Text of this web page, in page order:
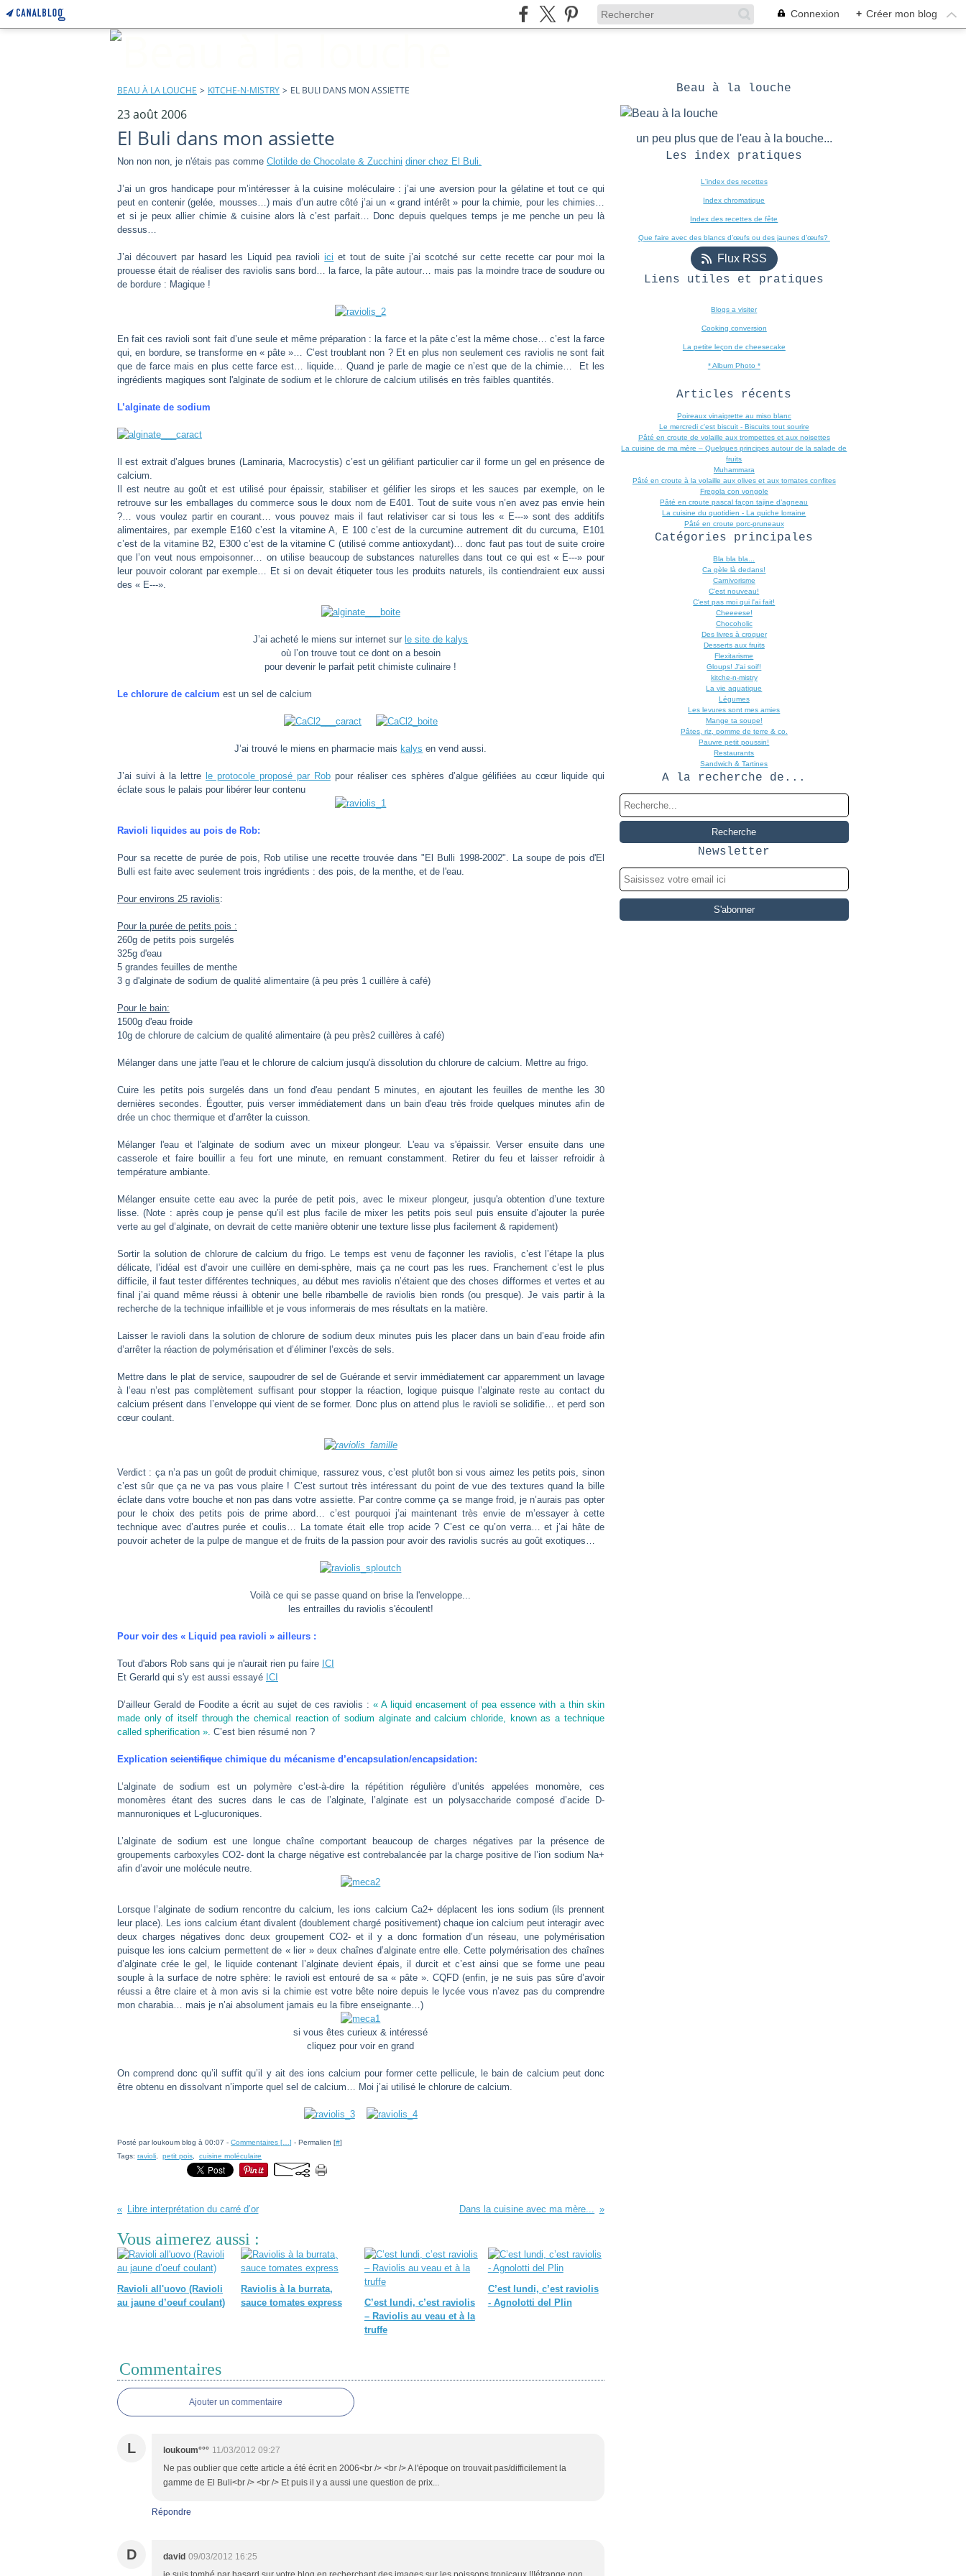
Connexion + Créer mon blog
BEAU À LA LOUCHE > KITCHE-N-MISTRY > EL BULI DANS MON ASSIETTE
23 août 2006
El Buli dans mon assiette
Non non non, je n'étais pas comme Clotilde de Chocolate & Zucchini diner chez El Buli.
J’ai un gros handicape pour m’intéresser à la cuisine moléculaire : j’ai une aversion pour la gélatine et tout ce qui
peut en contenir (gelée, mousses…) mais d’un autre côté j’ai un « grand intérêt » pour la chimie, pour les chimies…
et si je peux allier chimie & cuisine alors là c’est parfait… Donc depuis quelques temps je me penche un peu là
dessus…
J’ai découvert par hasard les Liquid pea ravioliici et tout de suite j’ai scotché sur cette recette car pour moi la
prouesse était de réaliser des raviolis sans bord… la farce, la pâte autour… mais pas la moindre trace de soudure ou
de bordure : Magique !
En fait ces ravioli sont fait d’une seule et même préparation : la farce et la pâte c’est la même chose… c’est la farce
qui, en bordure, se transforme en « pâte »… C’est troublant non ? Et en plus non seulement ces raviolis ne sont fait
que de farce mais en plus cette farce est… liquide… Quand je parle de magie ce n’est que de la chimie… Et les
ingrédients magiques sont l'alginate de sodium et le chlorure de calcium utilisés en très faibles quantités.
L’alginate de sodium
Il est extrait d’algues brunes (Laminaria, Macrocystis) c’est un gélifiant particulier car il forme un gel en présence de
calcium.
Il est neutre au goût et est utilisé pour épaissir, stabiliser et gélifier les sirops et les sauces par exemple, on le
retrouve sur les emballages du commerce sous le doux nom de E401. Tout de suite vous n’en avez pas envie hein
?… vous voulez partir en courant… vous pouvez mais il faut relativiser car si tous les « E---» sont des additifs
alimentaires, par exemple E160 c’est la vitamine A, E 100 c’est de la curcumine autrement dit du curcuma, E101
c’est de la vitamine B2, E300 c’est de la vitamine C (utilisé comme antioxydant)… donc faut pas tout de suite croire
que l’on veut nous empoisonner… on utilise beaucoup de substances naturelles dans tout ce qui est « E---» pour
leur pouvoir colorant par exemple… Et si on devait étiqueter tous les produits naturels, ils contiendraient eux aussi
des « E---».
J’ai acheté le miens sur internet sur le site de kalys
où l’on trouve tout ce dont on a besoin
pour devenir le parfait petit chimiste culinaire !
Le chlorure de calcium est un sel de calcium
J’ai trouvé le miens en pharmacie mais kalys en vend aussi.
J’ai suivi à la lettre le protocole proposé par Robpour réaliser ces sphères d’algue gélifiées au cœur liquide qui
éclate sous le palais pour libérer leur contenu
Ravioli liquides au pois de Rob:
Pour sa recette de purée de pois, Rob utilise une recette trouvée dans "El Bulli 1998-2002". La soupe de pois d'El
Bulli est faite avec seulement trois ingrédients : des pois, de la menthe, et de l'eau.
Pour environs 25 raviolis:
Pour la purée de petits pois :
260g de petits pois surgelés
325g d'eau
5 grandes feuilles de menthe
3 g d'alginate de sodium de qualité alimentaire (à peu près 1 cuillère à café)
Pour le bain:
1500g d'eau froide
10g de chlorure de calcium de qualité alimentaire (à peu près2 cuillères à café)
Mélanger dans une jatte l'eau et le chlorure de calcium jusqu'à dissolution du chlorure de calcium. Mettre au frigo.
Cuire les petits pois surgelés dans un fond d'eau pendant 5 minutes, en ajoutant les feuilles de menthe les 30
dernières secondes. Égoutter, puis verser immédiatement dans un bain d'eau très froide quelques minutes afin de
drée un choc thermique et d’arrêter la cuisson.
Mélanger l'eau et l'alginate de sodium avec un mixeur plongeur. L'eau va s'épaissir. Verser ensuite dans une
casserole et faire bouillir a feu fort une minute, en remuant constamment. Retirer du feu et laisser refroidir à
température ambiante.
Mélanger ensuite cette eau avec la purée de petit pois, avec le mixeur plongeur, jusqu'a obtention d’une texture
lisse. (Note : après coup je pense qu’il est plus facile de mixer les petits pois seul puis ensuite d’ajouter la purée
verte au gel d’alginate, on devrait de cette manière obtenir une texture lisse plus facilement & rapidement)
Sortir la solution de chlorure de calcium du frigo. Le temps est venu de façonner les raviolis, c’est l’étape la plus
délicate, l’idéal est d’avoir une cuillère en demi-sphère, mais ça ne court pas les rues. Franchement c’est le plus
difficile, il faut tester différentes techniques, au début mes raviolis n’étaient que des choses difformes et vertes et au
final j’ai quand même réussi à obtenir une belle ribambelle de raviolis bien ronds (ou presque). Je vais partir à la
recherche de la technique infaillible et je vous informerais de mes résultats en la matière.
Laisser le ravioli dans la solution de chlorure de sodium deux minutes puis les placer dans un bain d’eau froide afin
d’arrêter la réaction de polymérisation et d’éliminer l’excès de sels.
Mettre dans le plat de service, saupoudrer de sel de Guérande et servir immédiatement car apparemment un lavage
à l’eau n’est pas complètement suffisant pour stopper la réaction, logique puisque l’alginate reste au contact du
calcium présent dans l’enveloppe qui vient de se former. Donc plus on attend plus le ravioli se solidifie… et perd son
cœur coulant.
Verdict : ça n’a pas un goût de produit chimique, rassurez vous, c’est plutôt bon si vous aimez les petits pois, sinon
c’est sûr que ça ne va pas vous plaire ! C’est surtout très intéressant du point de vue des textures quand la bille
éclate dans votre bouche et non pas dans votre assiette. Par contre comme ça se mange froid, je n’aurais pas opter
pour le choix des petits pois de prime abord… c’est pourquoi j’ai maintenant très envie de m’essayer à cette
technique avec d’autres purée et coulis… La tomate était elle trop acide ? C’est ce qu’on verra… et j’ai hâte de
pouvoir acheter de la pulpe de mangue et de fruits de la passion pour avoir des raviolis sucrés au goût exotiques…
Voilà ce qui se passe quand on brise la l'enveloppe...
les entrailles du raviolis s'écoulent!
Pour voir des « Liquid pea ravioli » ailleurs :
Tout d'abors Rob sans qui je n'aurait rien pu faire ICI
Et Gerarld qui s'y est aussi essayé ICI
D’ailleur Gerald de Foodite a écrit au sujet de ces raviolis : « A liquid encasement of pea essence with a thin skin
made only of itself through the chemical reaction of sodium alginate and calcium chloride, known as a technique
called spherification ». C’est bien résumé non ?
Explication scientifique chimique du mécanisme d’encapsulation/encapsidation:
L’alginate de sodium est un polymère c’est-à-dire la répétition régulière d’unités appelées monomère, ces
monomères étant des sucres dans le cas de l’alginate, l’alginate est un polysaccharide composé d’acide D-
mannuroniques et L-glucuroniques.
L’alginate de sodium est une longue chaîne comportant beaucoup de charges négatives par la présence de
groupements carboxyles CO2- dont la charge négative est contrebalancée par la charge positive de l’ion sodium Na+
afin d’avoir une molécule neutre.
Lorsque l’alginate de sodium rencontre du calcium, les ions calcium Ca2+ déplacent les ions sodium (ils prennent
leur place). Les ions calcium étant divalent (doublement chargé positivement) chaque ion calcium peut interagir avec
deux charges négatives donc deux groupement CO2- et il y a donc formation d’un réseau, une polymérisation
puisque les ions calcium permettent de « lier » deux chaînes d’alginate entre elle. Cette polymérisation des chaînes
d’alginate crée le gel, le liquide contenant l’alginate devient épais, il durcit et c’est ainsi que se forme une peau
souple à la surface de notre sphère: le ravioli est entouré de sa « pâte ». CQFD (enfin, je ne suis pas sûre d’avoir
réussi a être claire et à mon avis si la chimie est votre bête noire depuis le lycée vous n’avez pas du comprendre
mon charabia… mais je n’ai absolument jamais eu la fibre enseignante…)
si vous êtes curieux & intéressé
cliquez pour voir en grand
On comprend donc qu’il suffit qu’il y ait des ions calcium pour former cette pellicule, le bain de calcium peut donc
être obtenu en dissolvant n’importe quel sel de calcium… Moi j’ai utilisé le chlorure de calcium.
Posté par loukoum blog à 00:07 - Commentaires [ ] - Permalien [#]
Tags: ravioli petit pois cuisine moléculaire
Libre interprétation du carré d’or Dans la cuisine avec ma mère...
Vous aimerez aussi :
Ravioli all'uovo (Ravioli
au jaune d’oeuf coulant)
Raviolis à la burrata,
sauce tomates express
C’est lundi, c’est raviolis
– Raviolis au veau et à la
truffe
C’est lundi, c’est raviolis
- Agnolotti del Plin
Commentaires
Ajouter un commentaire
L loukoum°°° 11/03/2012 09:27
Ne pas oublier que cette article a été écrit en 2006<br /> <br /> A l'époque on trouvait pas/difficilement la
gamme de El Buli<br /> <br /> Et puis il y a aussi une question de prix...
Répondre
D david 09/03/2012 16:25
Beau à la louche
un peu plus que de l'eau à la bouche...
Les index pratiques
L'index des recettes
Index chromatique
Index des recettes de fête
Que faire avec des blancs d’œufs ou des jaunes d’œufs?
Flux RSS
Liens utiles et pratiques
Blogs a visiter
Cooking conversion
La petite leçon de cheesecake
* Album Photo *
Articles récents
Poireaux vinaigrette au miso blanc
Le mercredi c'est biscuit - Biscuits tout sourire
Pâté en croute de volaille aux trompettes et aux noisettes
La cuisine de ma mère – Quelques principes autour de la salade de
fruits
Muhammara
Pâté en croute à la volaille aux olives et aux tomates confites
Fregola con vongole
Pâté en croute pascal façon tajine d’agneau
La cuisine du quotidien - La quiche lorraine
Pâté en croute porc-pruneaux
Catégories principales
Bla bla bla...
Ca gèle là dedans!
Carnivorisme
C'est nouveau!
C'est pas moi qui l'ai fait!
Cheeeese!
Chocoholic
Des livres à croquer
Desserts aux fruits
Flexitarisme
Gloups! J'ai soif!
kitche-n-mistry
La vie aquatique
Légumes
Les levures sont mes amies
Mange ta soupe!
Pâtes, riz, pomme de terre & co.
Pauvre petit poussin!
Restaurants
Sandwich & Tartines
A la recherche de...
Newsletter